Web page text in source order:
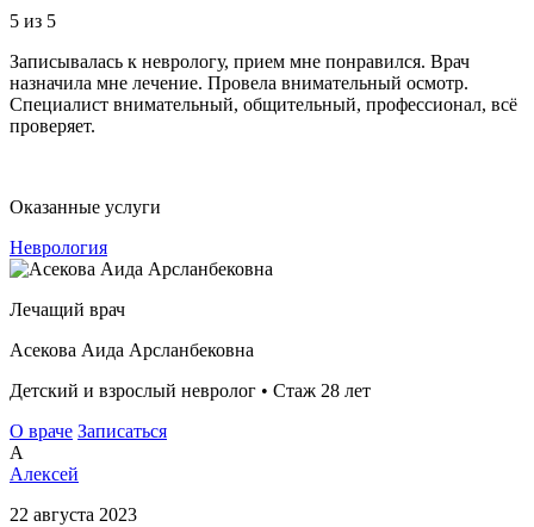
5 из 5
Записывалась к неврологу, прием мне понравился. Врач
назначила мне лечение. Провела внимательный осмотр.
Специалист внимательный, общительный, профессионал, всё
проверяет.
Оказанные услуги
Неврология
Лечащий врач
Асекова Аида Арсланбековна
Детский и взрослый невролог • Стаж 28 лет
О враче Записаться
А
Алексей
22 августа 2023